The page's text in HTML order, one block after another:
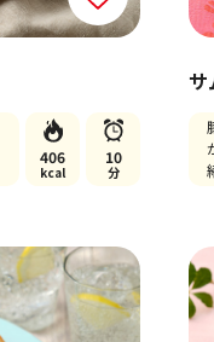
406
kcal
10
分